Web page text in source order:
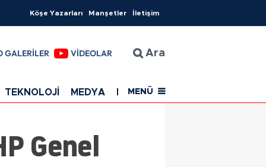
Köşe Yazarları Manşetler İletişim
GALERİLER VİDEOLAR Ara
TEKNOLOJİ MEDYA EĞİTİM SAĞLIK
MENÜ
Genel